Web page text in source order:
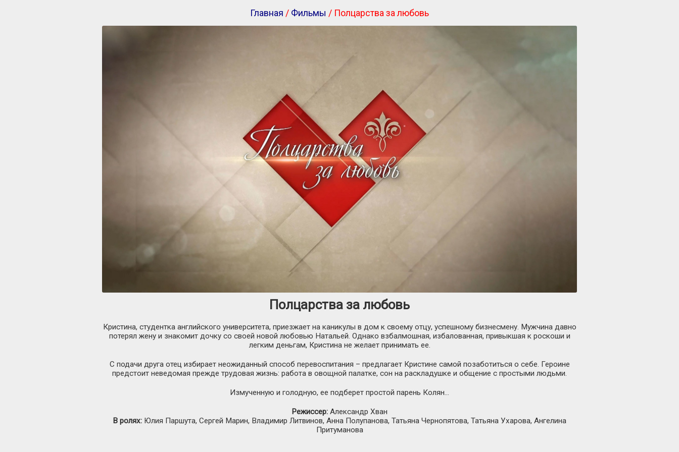
Главная / Фильмы / Полцарства за любовь
Полцарства за любовь
Кристина, студентка английского университета, приезжает на каникулы в дом к своему отцу, успешному бизнесмену. Мужчина давно
потерял жену и знакомит дочку со своей новой любовью Натальей. Однако взбалмошная, избалованная, привыкшая к роскоши и
легким деньгам, Кристина не желает принимать ее.
С подачи друга отец избирает неожиданный способ перевоспитания – предлагает Кристине самой позаботиться о себе. Героине
предстоит неведомая прежде трудовая жизнь: работа в овощной палатке, сон на раскладушке и общение с простыми людьми.
Измученную и голодную, ее подберет простой парень Колян…
Режиссер: Александр Хван
В ролях: Юлия Паршута, Сергей Марин, Владимир Литвинов, Анна Полупанова, Татьяна Чернопятова, Татьяна Ухарова, Ангелина
Притуманова